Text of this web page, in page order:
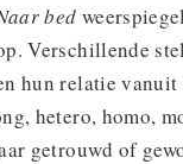
bed
Verschillende
hun relatie vanuit
hetero, homo,
getrouwd of